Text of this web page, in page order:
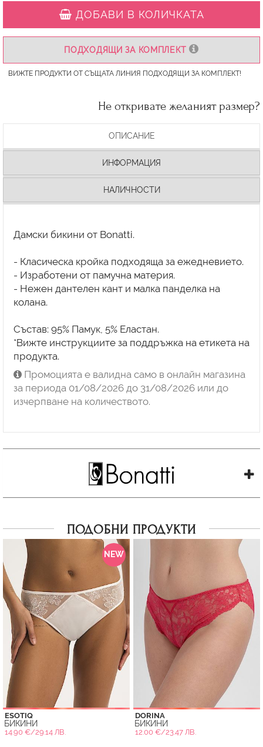
ДОБАВИ В КОЛИЧКАТА
ПОДХОДЯЩИ ЗА КОМПЛЕКТ
ВИЖТЕ ПРОДУКТИ ОТ СЪЩАТА ЛИНИЯ ПОДХОДЯЩИ ЗА КОМПЛЕКТ!
Не откривате желаният размер?
ОПИСАНИЕ
ИНФОРМАЦИЯ
НАЛИЧНОСТИ
Дамски бикини от Bonatti.
- Класическа кройка подходяща за ежедневието.
- Изработени от памучна материя.
- Нежен дантелен кант и малка панделка на
колана.
Състав: 95% Памук, 5% Еластан.
*Вижте инструкциите за поддръжка на етикета на
продукта.
Промоцията е валидна само в онлайн магазина
за периода 01/08/2026 до 31/08/2026 или до
изчерпване на количеството.
ПОДОБНИ ПРОДУКТИ
NEW
ESOTIQ
БИКИНИ
14.90 €/29.14 ЛВ.
DORINA
БИКИНИ
12.00 €/23.47 ЛВ.